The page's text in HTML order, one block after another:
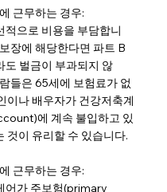
근무하는 경우:
적으로 비용을 부담합니
장에 해당한다면 파트 B
벌금이 부과되지 않
들은 65세에 보험료가 없
이나 배우자가 건강저축계
에 계속 불입하고 있
것이 유리할 수 있습니다.
근무하는 경우:
어가 주보험(primary